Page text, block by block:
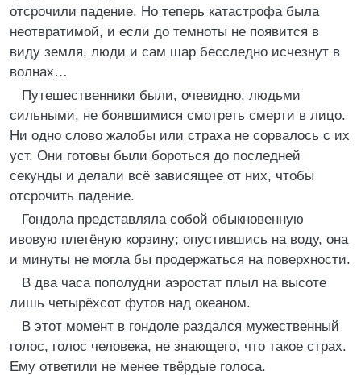
отсрочили падение. Но теперь катастрофа была
неотвратимой, и если до темноты не появится в
виду земля, люди и сам шар бесследно исчезнут в
волнах…
Путешественники были, очевидно, людьми
сильными, не боявшимися смотреть смерти в лицо.
Ни одно слово жалобы или страха не сорвалось с их
уст. Они готовы были бороться до последней
секунды и делали всё зависящее от них, чтобы
отсрочить падение.
Гондола представляла собой обыкновенную
ивовую плетёную корзину; опустившись на воду, она
и минуты не могла бы продержаться на поверхности.
В два часа пополудни аэростат плыл на высоте
лишь четырёхсот футов над океаном.
В этот момент в гондоле раздался мужественный
голос, голос человека, не знающего, что такое страх.
Ему ответили не менее твёрдые голоса.